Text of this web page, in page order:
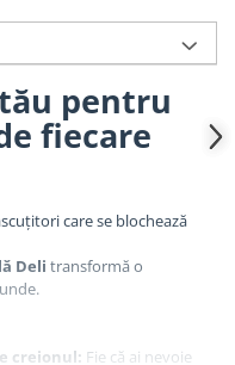
pentru
fiecare
care se blochează
Deli transformă o
creionul: Fie că ai nevoie